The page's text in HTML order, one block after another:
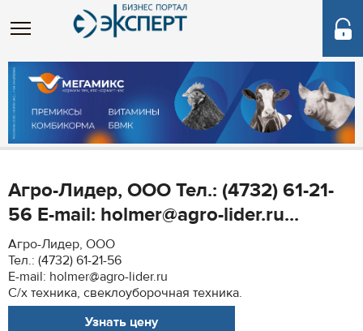
Агро-Лидер, ООО Тел.: (4732) 61-21-
56 E-mail: holmer@agro-lider.ru...
Агро-Лидер, ООО
Тел.: (4732) 61-21-56
E-mail: holmer@agro-lider.ru
С/х техника, свеклоуборочная техника.
Узнать цену